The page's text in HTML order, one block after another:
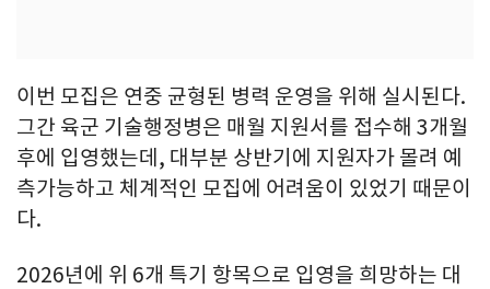
이번 모집은 연중 균형된 병력 운영을 위해 실시된다.
그간 육군 기술행정병은 매월 지원서를 접수해 3개월
후에 입영했는데, 대부분 상반기에 지원자가 몰려 예
측가능하고 체계적인 모집에 어려움이 있었기 때문이
다.
2026년에 위 6개 특기 항목으로 입영을 희망하는 대